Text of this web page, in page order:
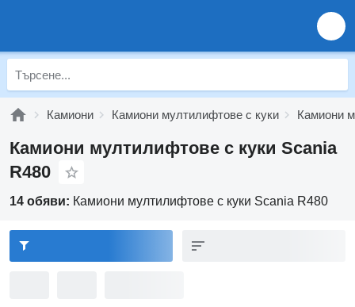
Камиони Камиони мултилифтове с куки Камиони
Камиони мултилифтове с куки Scania
R480
14 обяви: Камиони мултилифтове с куки Scania R480